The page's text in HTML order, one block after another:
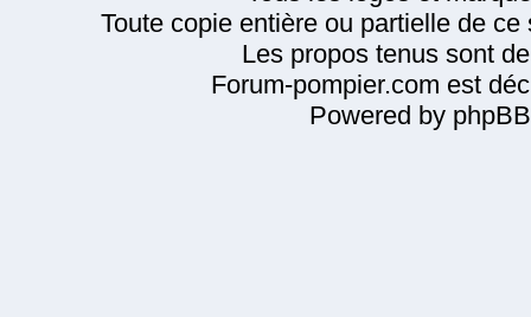
Toute copie entière ou partielle de
Les propos tenus sont
Forum-pompier.com est
Powered by